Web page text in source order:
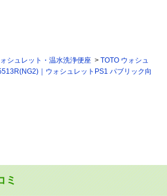
シュレット・温水洗浄便座
TOTO ウォシュ
｜ウォシュレットPS1 パブリック向
ミ